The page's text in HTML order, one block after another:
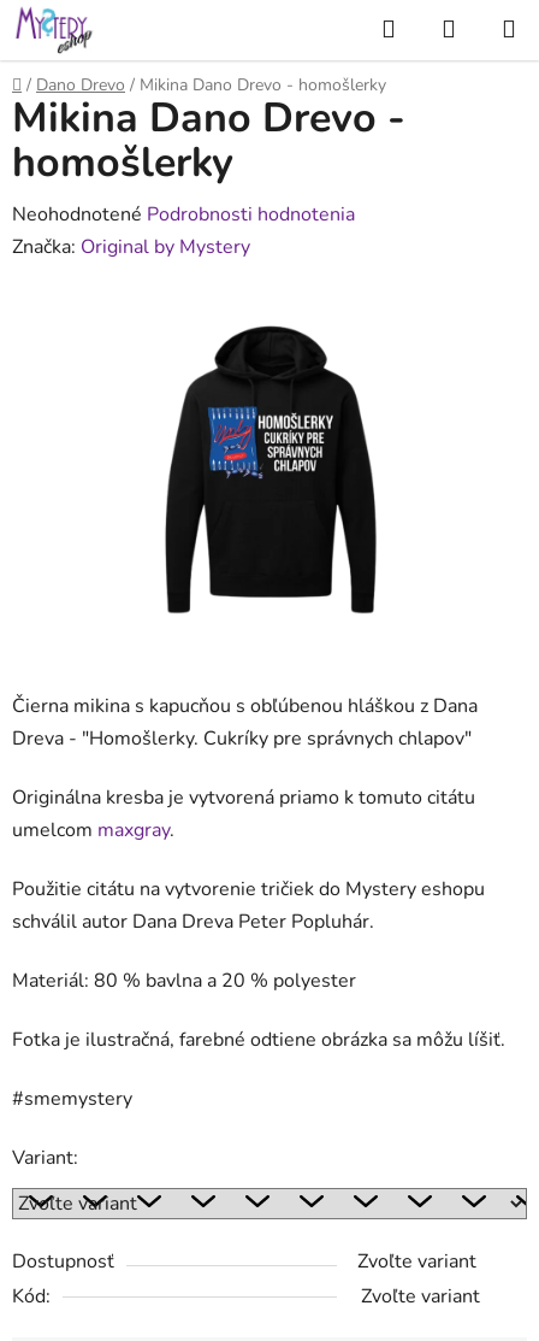
Prejsť
na
obsah
Hľadať
KOŠÍK
Domov
/ Dano Drevo / Mikina Dano Drevo - homošlerky
Čierna mikina s kapucňou s obľúbenou hláškou z Dana
Dreva - "Homošlerky. Cukríky pre správnych chlapov"
Originálna kresba je vytvorená priamo k tomuto citátu
umelcom maxgray.
Použitie citátu na vytvorenie tričiek do Mystery eshopu
schválil autor Dana Dreva Peter Popluhár.
Materiál: 80 % bavlna a 20 % polyester
Fotka je ilustračná, farebné odtiene obrázka sa môžu líšiť.
#smemystery
Variant:
Dostupnosť
Zvoľte variant
Kód:
Zvoľte variant
Mikina Dano Drevo -
homošlerky
Priemerné
hodnotenie
Neohodnotené Podrobnosti hodnotenia
Značka: Original by Mystery